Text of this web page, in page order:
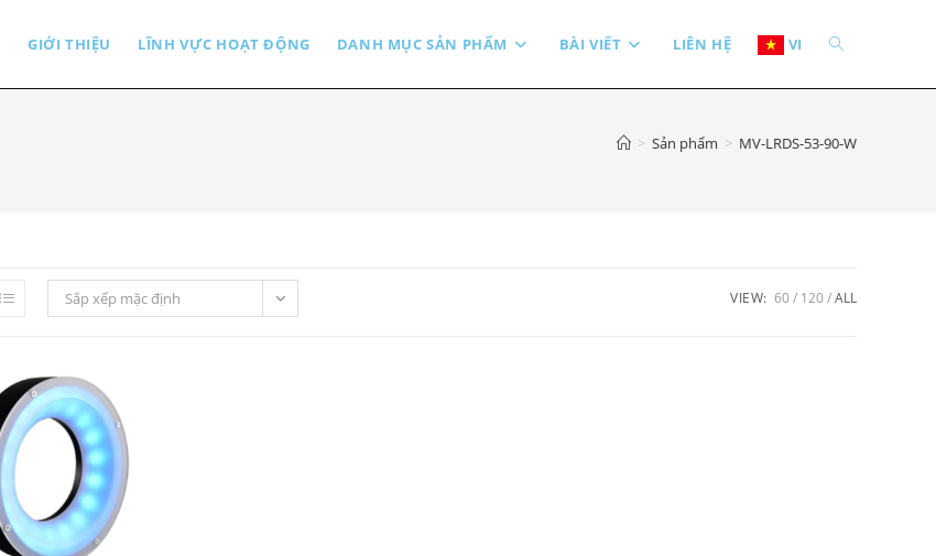
GIỚI THIỆU LĨNH VỰC HOẠT ĐỘNG DANH MỤC SẢN PHẨM BÀI VIẾT LIÊN HỆ VI TOGGLE
> Sản phẩm > MV-LRDS-53-90-W
Sắp xếp mặc định VIEW: 60 120 ALL